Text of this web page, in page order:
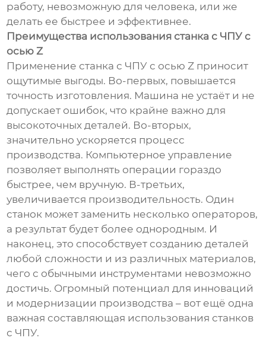
работу, невозможную для человека, или же
делать ее быстрее и эффективнее.
Преимущества использования станка с ЧПУ с
осью Z
Применение станка с ЧПУ с осью Z приносит
ощутимые выгоды. Во-первых, повышается
точность изготовления. Машина не устаёт и не
допускает ошибок, что крайне важно для
высокоточных деталей. Во-вторых,
значительно ускоряется процесс
производства. Компьютерное управление
позволяет выполнять операции гораздо
быстрее, чем вручную. В-третьих,
увеличивается производительность. Один
станок может заменить несколько операторов,
а результат будет более однородным. И
наконец, это способствует созданию деталей
любой сложности и из различных материалов,
чего с обычными инструментами невозможно
достичь. Огромный потенциал для инноваций
и модернизации производства – вот ещё одна
важная составляющая использования станков
с ЧПУ.